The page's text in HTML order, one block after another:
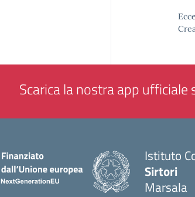
Scarica la nostra app ufficiale
Istituto
Sirtori
Marsala